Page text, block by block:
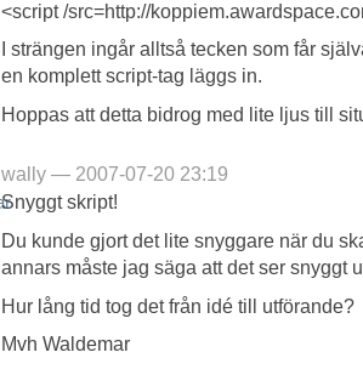
<script /src=http://
I strängen ingår alltså tecken som får
en komplett script-tag läggs in.
Hoppas att detta bidrog med lite ljus till
wally — 2007-07-20 23:19
Snyggt skript!
Du kunde gjort det lite snyggare när du
annars måste jag säga att det ser snyggt
Hur lång tid tog det från idé till utförande?
Mvh Waldemar